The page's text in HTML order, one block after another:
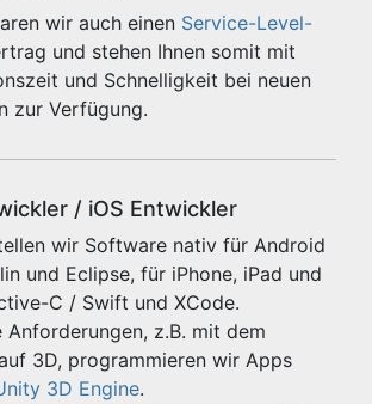
wir auch einen Service-Level-
und stehen Ihnen somit mit
und Schnelligkeit bei neuen
zur Verfügung.
/ iOS Entwickler
wir Software nativ für Android
und Eclipse, für iPhone, iPad und
C / Swift und XCode.
Anforderungen, z.B. mit dem
3D, programmieren wir Apps
3D Engine.